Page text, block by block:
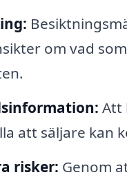
om vad
Att
att säljare kan
risker: Genom